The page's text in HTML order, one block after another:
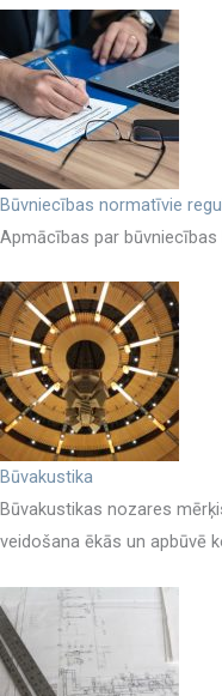
Būvniecības normatīvie
Apmācības par būvniecības
Būvakustika
Būvakustikas nozares
veidošana ēkās un apbūvē